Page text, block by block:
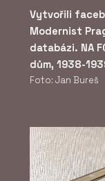
Vytvořili
Modernist
databázi. NA
dům, 1938-
Foto: Jan Bureš